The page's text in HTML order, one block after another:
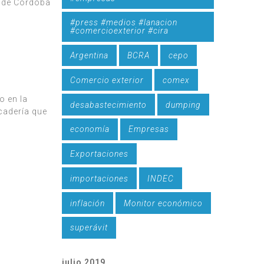
Córdoba
en la
que
#press #medios #lanacion
#comercioexterior #cira
Argentina BCRA cepo
Comercio exterior comex
desabastecimiento dumping
economía Empresas
Exportaciones
importaciones INDEC
inflación Monitor económico
superávit
julio 2019